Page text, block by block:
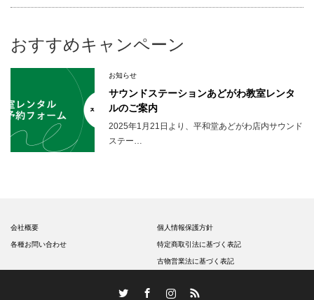
おすすめキャンペーン
お知らせ
サウンドステーションあどがわ教室レンタ
ルのご案内
2025年1月21日より、平和堂あどがわ店内サウンド
ステー…
会社概要
各種お問い合わせ
個人情報保護方針
特定商取引法に基づく表記
古物営業法に基づく表記
InstagramRSS